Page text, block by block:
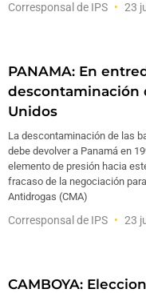
Corresponsal de IPS 23
PANAMA: En
descontaminación
Unidos
La descontaminación de las
debe devolver a Panamá en
elemento de presión hacia
fracaso de la negociación
Antidrogas (CMA)
Corresponsal de IPS 23
CAMBOYA: